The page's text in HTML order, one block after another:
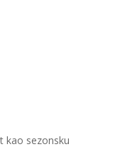
kao sezonsku